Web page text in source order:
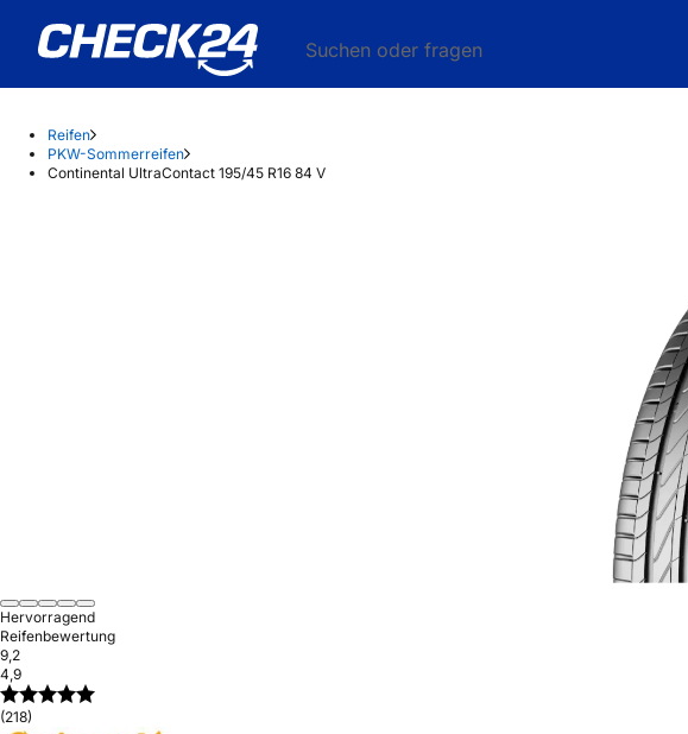
Suchen oder fragen
Reifen
PKW-Sommerreifen
Continental UltraContact 195/45 R16 84 V
Hervorragend
Reifenbewertung
9,2
4,9
(218)